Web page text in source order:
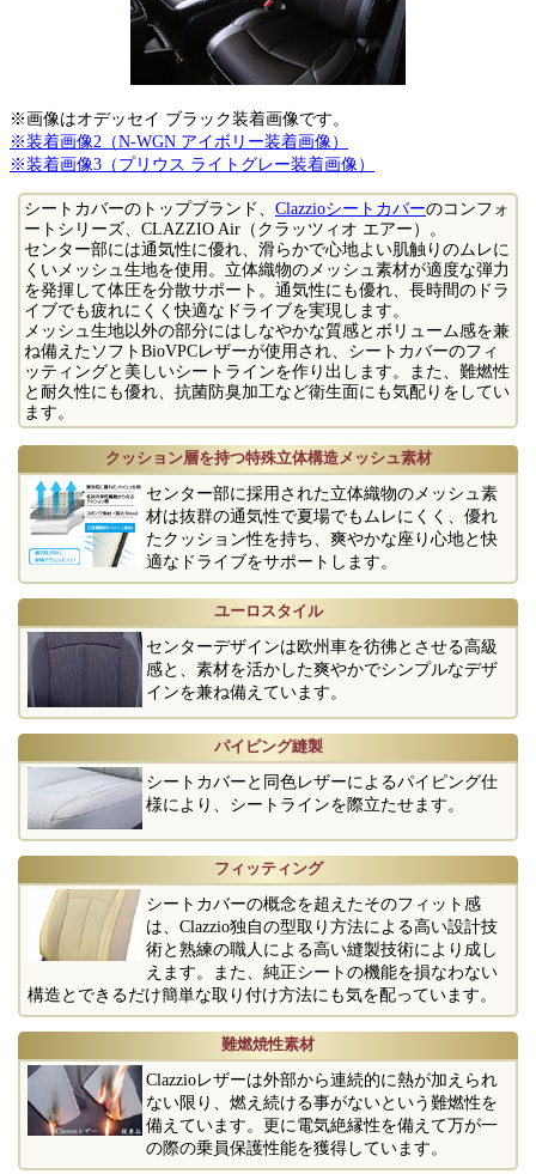
※画像はオデッセイ ブラック装着画像です。
※装着画像2（N-WGN アイボリー装着画像）
※装着画像3（プリウス ライトグレー装着画像）
シートカバーのトップブランド、 Clazzioシートカバーのコンフォ
ートシリーズ、CLAZZIO Air（クラッツィオ エアー）。
センター部には通気性に優れ、滑らかで心地よい肌触りのムレに
くいメッシュ生地を使用。立体織物のメッシュ素材が適度な弾力
を発揮して体圧を分散サポート。通気性にも優れ、長時間のドラ
イブでも疲れにくく快適なドライブを実現します。
メッシュ生地以外の部分にはしなやかな質感とボリューム感を兼
ね備えたソフトBioVPCレザーが使用され、シートカバーのフィ
ッティングと美しいシートラインを作り出します。また、難燃性
と耐久性にも優れ、抗菌防臭加工など衛生面にも気配りをしてい
ます。
クッション層を持つ特殊立体構造メッシュ素材
センター部に採用された立体織物のメッシュ素
材は抜群の通気性で夏場でもムレにくく、優れ
たクッション性を持ち、爽やかな座り心地と快
適なドライブをサポートします。
ユーロスタイル
センターデザインは欧州車を彷彿とさせる高級
感と、素材を活かした爽やかでシンプルなデザ
インを兼ね備えています。
パイピング縫製
シートカバーと同色レザーによるパイピング仕
様により、シートラインを際立たせます。
フィッティング
シートカバーの概念を超えたそのフィット感
は、Clazzio独自の型取り方法による高い設計技
術と熟練の職人による高い縫製技術により成し
えます。また、純正シートの機能を損なわない
構造とできるだけ簡単な取り付け方法にも気を配っています。
難燃焼性素材
Clazzioレザーは外部から連続的に熱が加えられ
ない限り、燃え続ける事がないという難燃性を
備えています。更に電気絶縁性を備えて万が一
の際の乗員保護性能を獲得しています。